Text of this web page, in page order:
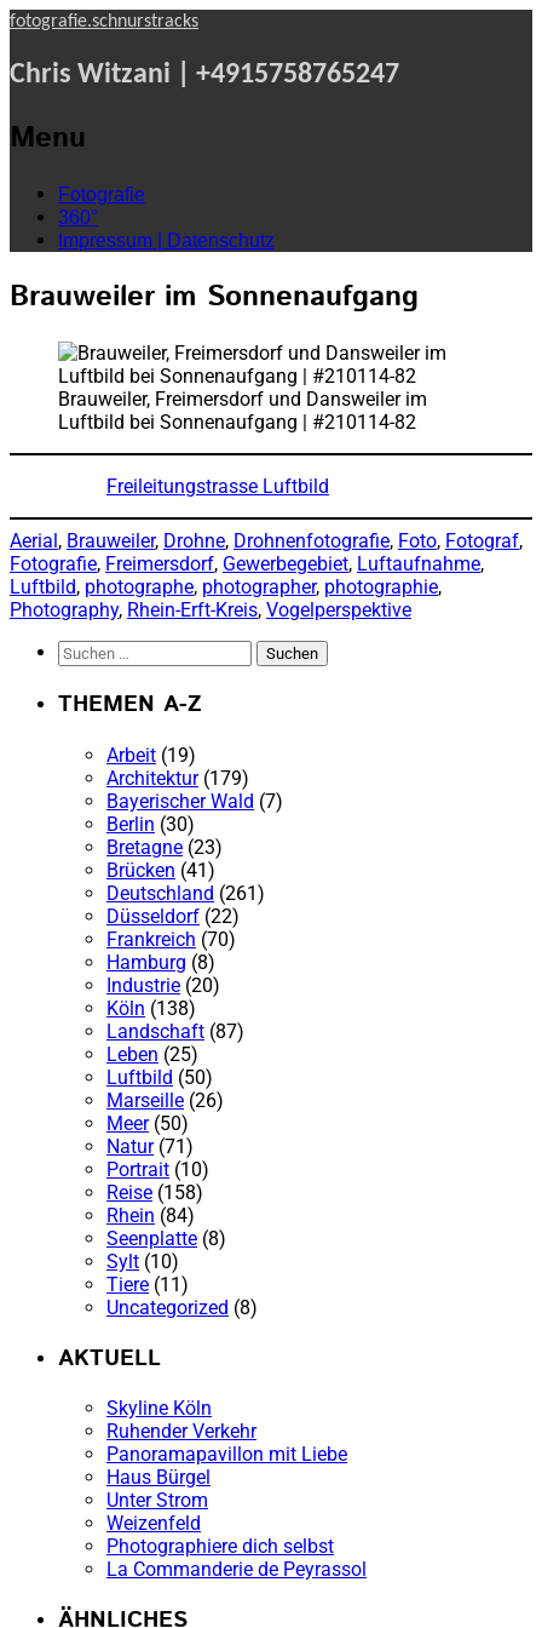
fotografie.schnurstracks
Chris Witzani | +4915758765247
Menu
Skip
content
Fotografie
360°
Impressum | Datenschutz
Brauweiler im Sonnenaufgang
Brauweiler, Freimersdorf und Dansweiler im
Luftbild bei Sonnenaufgang | #210114-82
Freileitungstrasse Luftbild
Aerial, Brauweiler, Drohne, Drohnenfotografie, Foto, Fotograf
Fotografie, Freimersdorf, Gewerbegebiet, Luftaufnahme
Luftbild, photographe, photographer, photographie
Photography, Rhein-Erft-Kreis, Vogelperspektive
Suchen
nach:
THEMEN A-Z
Arbeit (19)
Architektur(179)
Bayerischer Wald (7)
Berlin (30)
Bretagne (23)
Brücken (41)
Deutschland (261)
Düsseldorf (22)
Frankreich (70)
Hamburg (8)
Industrie (20)
Köln (138)
Landschaft (87)
Leben (25)
Luftbild (50)
Marseille (26)
Meer(50)
Natur(71)
Portrait (10)
Reise (158)
Rhein (84)
Seenplatte (8)
Sylt (10)
Tiere (11)
Uncategorized (8)
AKTUELL
Skyline Köln
Ruhender Verkehr
Panoramapavillon mit Liebe
Haus Bürgel
Unter Strom
Weizenfeld
Photographiere dich selbst
La Commanderie de Peyrassol
ÄHNLICHES